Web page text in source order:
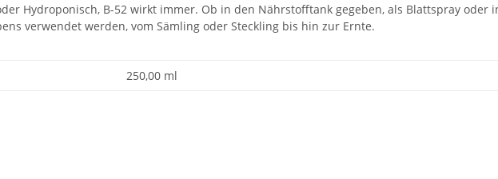
Hydroponisch, B-52 wirkt immer. Ob in den Nährstofftank gegeben, als Blattspray oder
verwendet werden, vom Sämling oder Steckling bis hin zur Ernte.
250,00 ml